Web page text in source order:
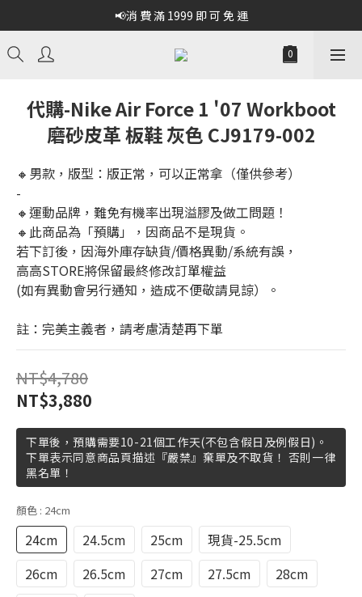
📢消 費 滿 1999 即 可 免 運
代購-Nike Air Force 1 '07 Workboot
磨砂皮革 板鞋 灰色 CJ9179-002
🔸男款，版型：版正常，可以正常拿（僅供參考）
-
🔸運動品牌，難免有機率出現溢膠及做工問題！
🔸此商品為「預購」，因商品不是現貨。
若下訂後，因海外庫存缺貨/價格異動/系統有誤，
高高STORE將保留最終修改訂單權益
(如有異動會另行通知，造成不便敬請見諒）。
註：完美主義者，請考慮清楚再下單
NT$4,780
NT$3,880
下單後，預購需要10-21個工作天(不包含假日及例假日)。
下單表示同意商品頁描述『嚴禁』棄單及不取貨！ 否則一律
黑名單！
顏色 : 24cm
24cm 24.5cm 25cm
現貨-25.5cm
26cm
26.5cm 27cm 27.5cm
28cm